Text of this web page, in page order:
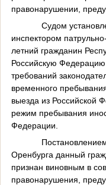
правонарушении,
Судом
инспектором
летний гражданин
Российскую
требований
временного
выезда из Российской
режим пребывания
Федерации.
Оренбурга данный
признан виновным в
правонарушения,